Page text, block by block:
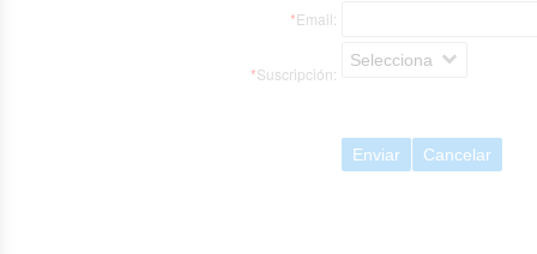
*Email:
*Suscripción:
Selecciona
Enviar Cancelar